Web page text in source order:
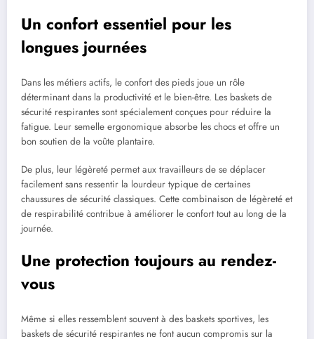
Un confort essentiel pour les
longues journées
Dans les métiers actifs, le confort des pieds joue un rôle
déterminant dans la productivité et le bien-être. Les baskets de
sécurité respirantes sont spécialement conçues pour réduire la
fatigue. Leur semelle ergonomique absorbe les chocs et offre un
bon soutien de la voûte plantaire.
De plus, leur légèreté permet aux travailleurs de se déplacer
facilement sans ressentir la lourdeur typique de certaines
chaussures de sécurité classiques. Cette combinaison de légèreté et
de respirabilité contribue à améliorer le confort tout au long de la
journée.
Une protection toujours au rendez-
vous
Même si elles ressemblent souvent à des baskets sportives, les
baskets de sécurité respirantes ne font aucun compromis sur la